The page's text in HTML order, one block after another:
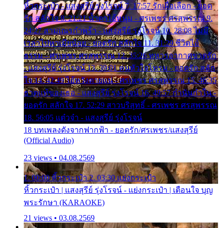
หิ้วกระเป๋า - แสงสุรีย์ รุ่งโรจน์ 7. 17:57 รักเผื่อเลือก - ยอด
รัก สลักใจ 8. 21:21 น้ำตาไอ้หนุ่ม - ศรเพชร ศรสุพรรณ 9.
24:27 สามเณรกำพร้า - แสงสุรีย์ รุ่งโรจน์ 10. 28:08 ไม่มี
เวลาไปหาเมียน้อย - ยอดรัก สลักใจ 11. 31:29 ชีวิตไอ้
ธรรม - ศรเพชร ศรสุพรรณ 12. 35:26 ทหารอากาศขาดรัก
- แสงสุรีย์ รุ่งโรจน์ 13. 39:01 คนหัวใจโทรม - ยอดรัก สลัก
ใจ 14. 42:49 ไอ้หวังตายแน่ - ศรเพชร ศรสุพรรณ 15. 46:35
ธาตุแท้ของเธอ - แสงสุรีย์ รุ่งโรจน์ 16. 49:57 กำนันกำใน -
ยอดรัก สลักใจ 17. 52:29 สาวบริสุทธิ์ - ศรเพชร ศรสุพรรณ
18. 56:05 แต๋วจ๋า - แสงสุรีย์ รุ่งโรจน์
18 บทเพลงดังจากฟากฟ้า - ยอดรัก/ศรเพชร/แสงสุรีย์
(Official Audio)
23 views • 04.08.2569
1. 00:00 หิ้วกระเป๋า 2. 03:30 แย่งกระเป๋า
หิ้วกระเป๋า | แสงสุรีย์ รุ่งโรจน์ - แย่งกระเป๋า | เตือนใจ บุญ
พระรักษา (KARAOKE)
21 views • 03.08.2569